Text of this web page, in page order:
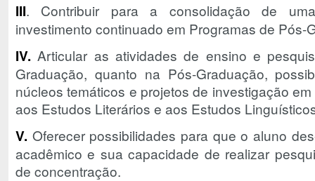
III. Contribuir para a consolidação de
investimento continuado em Programas de Pós-
IV. Articular as atividades de ensino e
Graduação, quanto na Pós-Graduação,
núcleos temáticos e projetos de investigação
aos Estudos Literários e aos Estudos
V. Oferecer possibilidades para que o aluno
acadêmico e sua capacidade de realizar
de concentração.